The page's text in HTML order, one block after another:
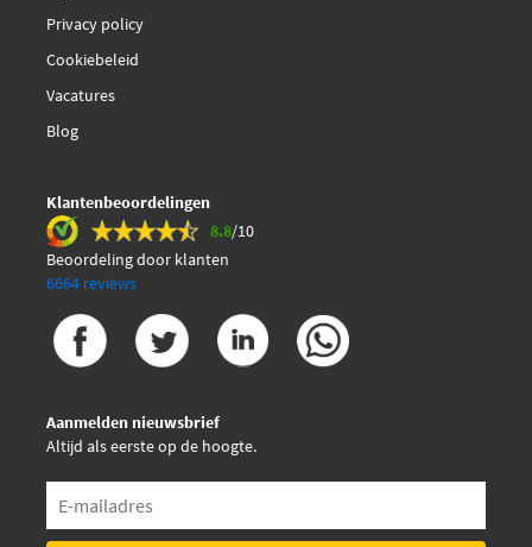
Privacy policy
Cookiebeleid
Vacatures
Blog
Klantenbeoordelingen
8.8/10
Beoordeling door klanten
6664 reviews
Aanmelden nieuwsbrief
Altijd als eerste op de hoogte.